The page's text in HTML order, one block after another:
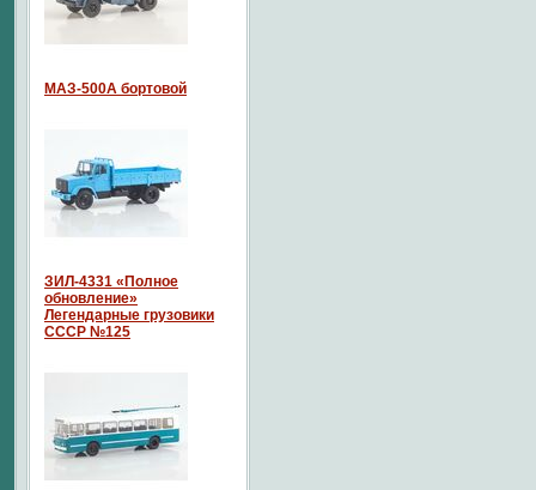
МАЗ-500А бортовой
ЗИЛ-4331 «Полное
обновление»
Легендарные грузовики
СССР №125